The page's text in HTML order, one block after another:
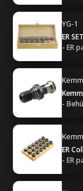
YG-1
ER SET
- ER
ER
- ER